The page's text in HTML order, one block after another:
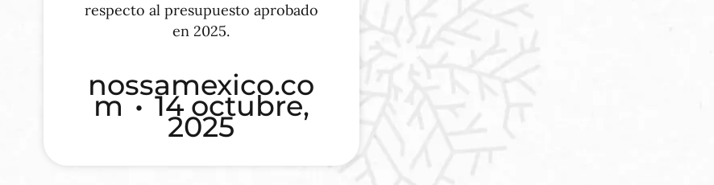
respecto al presupuesto aprobado
en 2025.
nossamexico.co
m 14 octubre,
2025